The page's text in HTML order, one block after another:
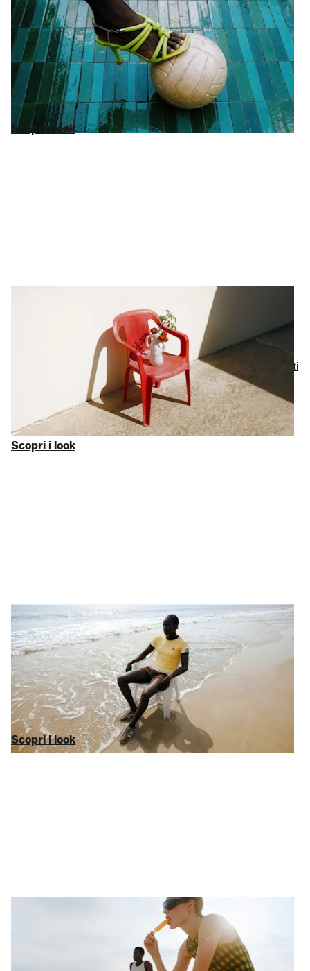
I dettagli non sono
dettagli...
Sono protagonsti. Daorologiche ispirano l’outfit asneakerse
stivali
che lo definiscono: abbiamo curato la miglior selezione di
Ralph Lauren Calvin Klein e HUGO BOSS. Tutto fino al 75% di
sconto sul MSRP. Le tueborseti aspettano.
Scopri i look
Design d’interni
risparmiando
La tua casa dovrebbe rispecchiare la tua bellezza. Da bei
tessuti
per la camera da letto , che invogliano ad anticipare l’ora del
accessori per la cucinache trasformano il quotidiano
in eccezionale: abbiamo curato una selezione dei migliori
accessori per la casacon sconti fino al 75% sul MSRP.
Scopri i look
Sprigiona la potenza
L’exploit ha bisogno di stile
Ai capi ci pensiamo noi, per il tuo allenamento o per sfoggiare
un’estetica ginnica Abbiamo curato una selezione altamente
specializzata di
capi sportiviescarpe sportive
(comeadidas,NikeeNew Balance
) con uno sconto sul MSRP
del 75%. Niente mode del momento, solo i marchi di cui ti fidi.
Scopri i look
Scopri i look
Non perdere l’aereo, perdi i